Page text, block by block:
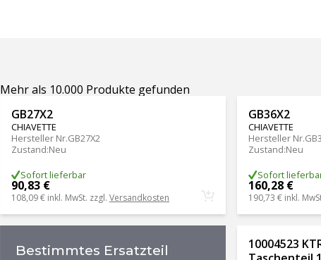
Mehr als 10.000 Produkte gefunden
GB27X2
CHIAVETTE
Hersteller Nr.GB27X2
Zustand:Neu
Sofort lieferbar
90,83 €
108,09 € inkl. MwSt. zzgl. Versandkosten
GB36X2
CHIAVETTE
Hersteller Nr.
Zustand:Neu
Sofort
160,28 €
190,73 € inkl.
Bestimmtes Ersatzteil
10004523